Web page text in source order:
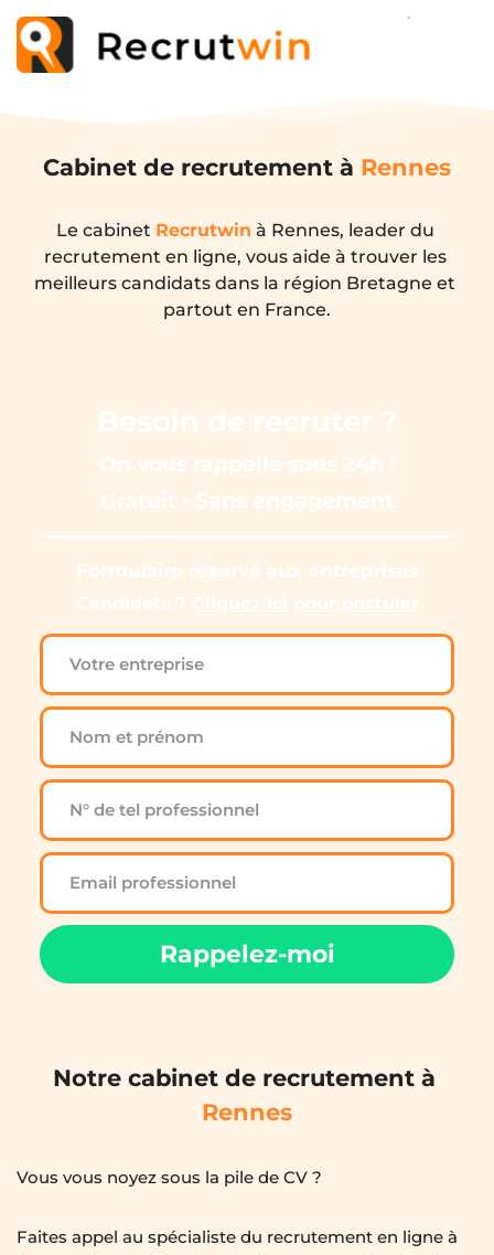
Cabinet de recrutement à Rennes
Le cabinet Recrutwin à Rennes, leader du
recrutement en ligne, vous aide à trouver les
meilleurs candidats dans la région Bretagne et
partout en France.
Notre cabinet de recrutement à
Rennes
Vous vous noyez sous la pile de CV ?
Faites appel au spécialiste du recrutement en ligne à
Besoin de recruter ?
On vous rappelle sous 24h !
Gratuit • Sans engagement
Formulaire réservé aux entreprises
Candidats ? Cliquez ici pour postuler
Rappelez-moi